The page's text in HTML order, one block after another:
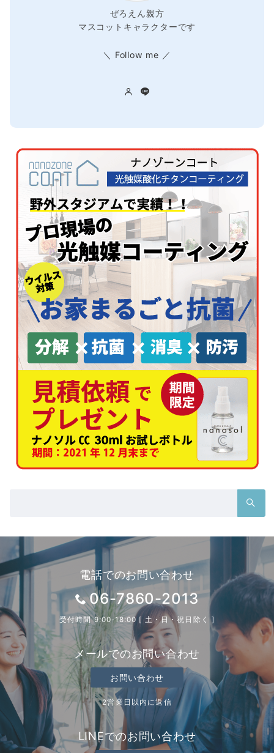
ぜろえん親方
マスコットキャラクターです
＼ Follow me ／
電話でのお問い合わせ
06-7860-2013
受付時間 9:00-18:00 [ 土・日・祝日除く ]
メールでのお問い合わせ
お問い合わせ
2営業日以内に返信
LINEでのお問い合わせ